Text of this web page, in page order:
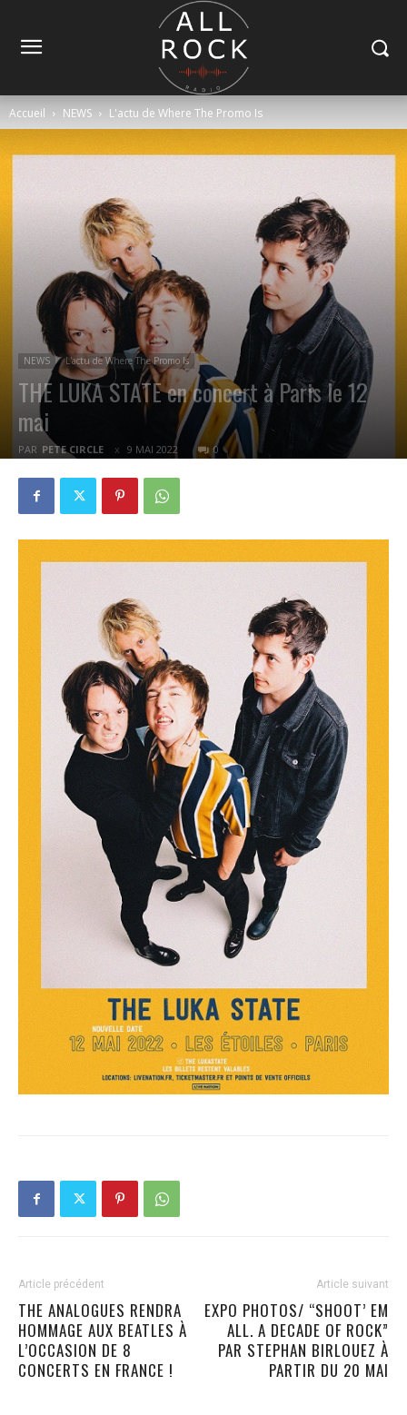
Accueil NEWS L'actu de Where The Promo Is
NEWS L'actu de Where The Promo Is
THE LUKA STATE en concert à Paris le 12
mai
PAR PETE CIRCLE 9 MAI 2022 0
Article précédent
THE ANALOGUES RENDRA
HOMMAGE AUX BEATLES À
L’OCCASION DE 8
CONCERTS EN FRANCE !
Article suivant
EXPO PHOTOS/ “SHOOT’ EM
ALL. A DECADE OF ROCK”
PAR STEPHAN BIRLOUEZ À
PARTIR DU 20 MAI